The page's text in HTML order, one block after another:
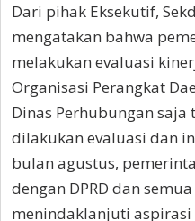
Dari pihak Eksekutif,
mengatakan bahwa
melakukan evaluasi
Organisasi Perangkat
Dinas Perhubungan saja
dilakukan evaluasi dan
bulan agustus,
dengan DPRD dan
menindaklanjuti aspirasi